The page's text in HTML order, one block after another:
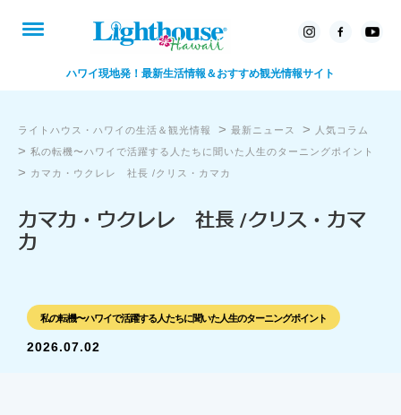
ハワイ現地発！最新生活情報＆おすすめ観光情報サイト
ライトハウス・ハワイの生活＆観光情報 > 最新ニュース > 人気コラム
> 私の転機〜ハワイで活躍する人たちに聞いた人生のターニングポイント
> カマカ・ウクレレ 社長 /クリス・カマカ
カマカ・ウクレレ 社長 /クリス・カマ
カ
私の転機〜ハワイで活躍する人たちに聞いた人生のターニングポイント
2026.07.02